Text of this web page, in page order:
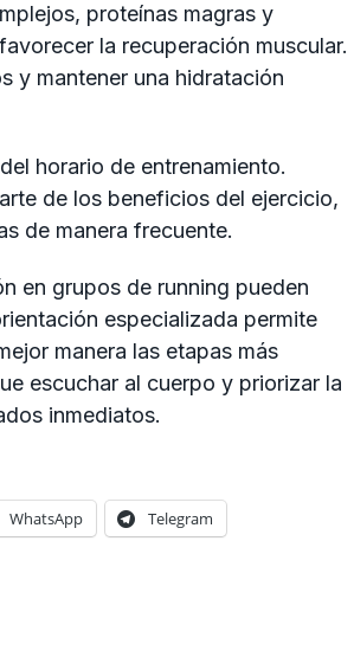
proteínas magras y
la recuperación muscular.
y mantener una hidratación
horario de entrenamiento.
de los beneficios del ejercicio,
de manera frecuente.
en grupos de running pueden
especializada permite
manera las etapas más
escuchar al cuerpo y priorizar la
inmediatos.
WhatsApp Telegram